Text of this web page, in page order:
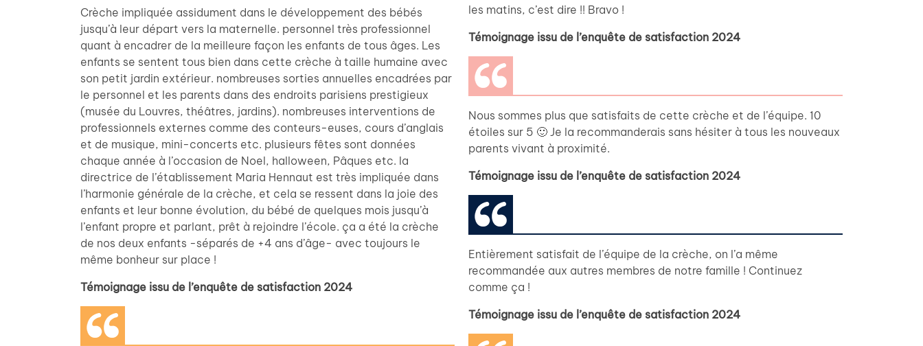
Crèche impliquée assidument dans le développement des bébés
jusqu’à leur départ vers la maternelle. personnel très professionnel
quant à encadrer de la meilleure façon les enfants de tous âges. Les
enfants se sentent tous bien dans cette crèche à taille humaine avec
son petit jardin extérieur. nombreuses sorties annuelles encadrées par
le personnel et les parents dans des endroits parisiens prestigieux
(musée du Louvres, théâtres, jardins). nombreuses interventions de
professionnels externes comme des conteurs-euses, cours d’anglais
et de musique, mini-concerts etc. plusieurs fêtes sont données
chaque année à l’occasion de Noel, halloween, Pâques etc. la
directrice de l’établissement Maria Hennaut est très impliquée dans
l’harmonie générale de la crèche, et cela se ressent dans la joie des
enfants et leur bonne évolution, du bébé de quelques mois jusqu’à
l’enfant propre et parlant, prêt à rejoindre l’école. ça a été la crèche
de nos deux enfants -séparés de +4 ans d’âge- avec toujours le
même bonheur sur place !
Témoignage issu de l’enquête de satisfaction 2024
les matins, c’est dire !! Bravo !
Témoignage issu de l’enquête de satisfaction 2024
Nous sommes plus que satisfaits de cette crèche et de l’équipe. 10
étoiles sur 5 🙂 Je la recommanderais sans hésiter à tous les nouveaux
parents vivant à proximité.
Témoignage issu de l’enquête de satisfaction 2024
Entièrement satisfait de l’équipe de la crèche, on l’a même
recommandée aux autres membres de notre famille ! Continuez
comme ça !
Témoignage issu de l’enquête de satisfaction 2024